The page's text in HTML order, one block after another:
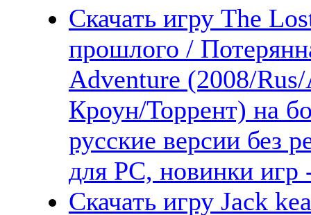
Скачать игру The
прошлого /
Adventure (2008/
Кроун/Торрент) на
русские версии без
для PC, новинки игр
Скачать игру Jack